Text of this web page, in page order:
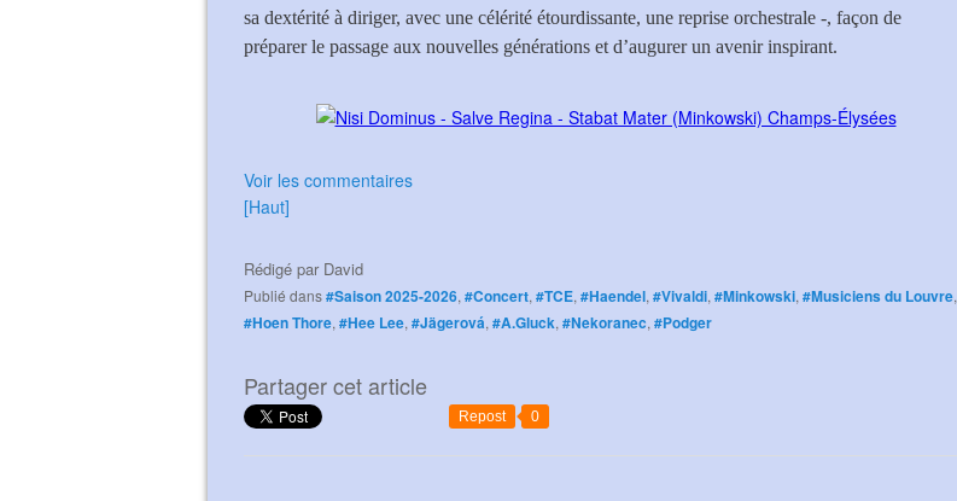
sa dextérité à diriger, avec une célérité étourdissante, une reprise orchestrale -, façon de
préparer le passage aux nouvelles générations et d’augurer un avenir inspirant.
Voir les commentaires
[Haut]
Rédigé par David
Publié dans#Saison 2025-2026, #Concert, #TCE, #Haendel, #Vivaldi, #Minkowski, #Musiciens du Louvre,
#Hoen Thore, #Hee Lee, #Jägerová, #A.Gluck, #Nekoranec, #Podger
Partager cet article
Repost 0